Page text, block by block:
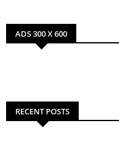
ADS 300 X 600
RECENT POSTS